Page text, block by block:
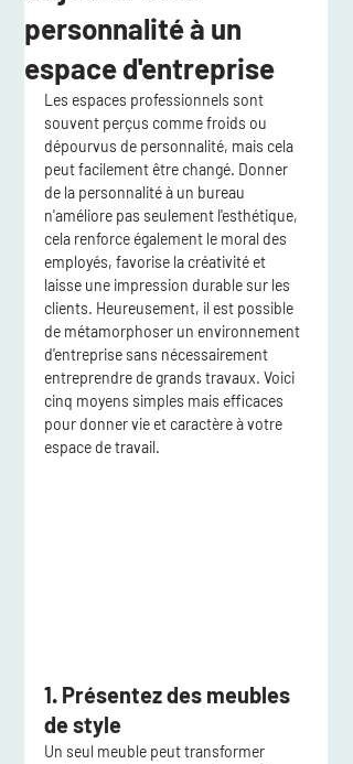
personnalité à un
espace d'entreprise
Les espaces professionnels sont
souvent perçus comme froids ou
dépourvus de personnalité, mais cela
peut facilement être changé. Donner
de la personnalité à un bureau
n'améliore pas seulement l'esthétique,
cela renforce également le moral des
employés, favorise la créativité et
laisse une impression durable sur les
clients. Heureusement, il est possible
de métamorphoser un environnement
d'entreprise sans nécessairement
entreprendre de grands travaux. Voici
cinq moyens simples mais efficaces
pour donner vie et caractère à votre
espace de travail.
1. Présentez des meubles
de style
Un seul meuble peut transformer